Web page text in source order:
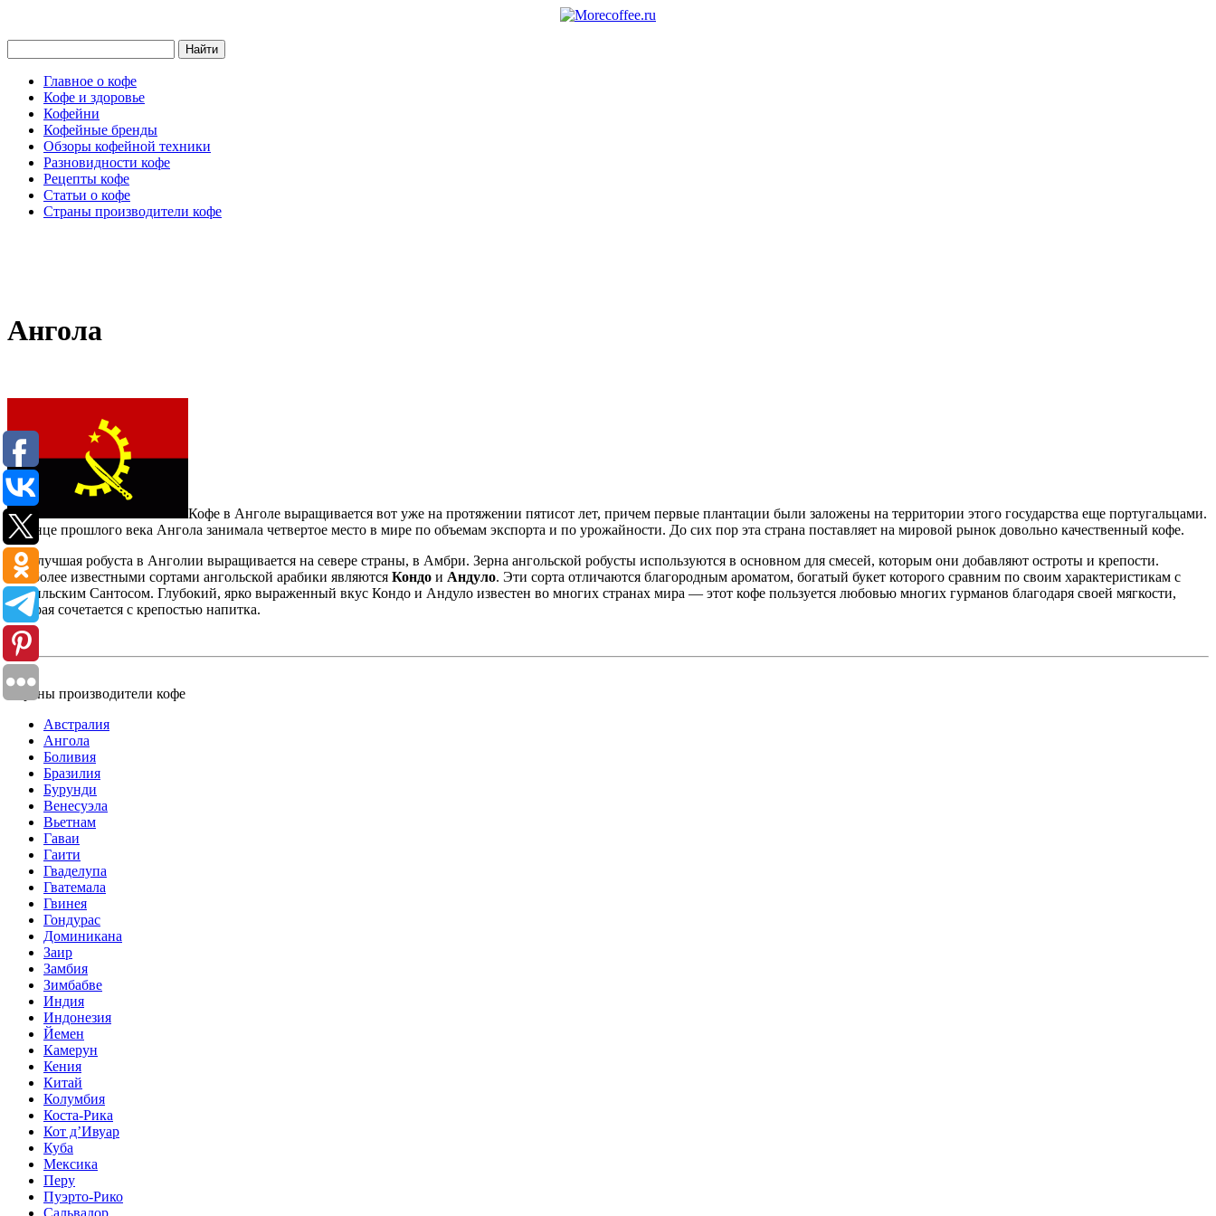
Главное о кофе
Кофе и здоровье
Кофейни
Кофейные бренды
Обзоры кофейной техники
Разновидности кофе
Рецепты кофе
Статьи о кофе
Страны производители кофе
Ангола
Кофе в Анголе выращивается вот уже на протяжении пятисот лет, причем первые плантации были заложены на территории этого государства еще португальцами.
В конце прошлого века Ангола занимала четвертое место в мире по объемам экспорта и по урожайности. До сих пор эта страна поставляет на мировой рынок довольно качественный кофе.
Так, лучшая робуста в Анголии выращивается на севере страны, в Амбри. Зерна ангольской робусты используются в основном для смесей, которым они добавляют остроты и крепости.
Наиболее известными сортами ангольской арабики являются Кондо и Андуло. Эти сорта отличаются благородным ароматом, богатый букет которого сравним по своим характеристикам с
бразильским Сантосом. Глубокий, ярко выраженный вкус Кондо и Андуло известен во многих странах мира — этот кофе пользуется любовью многих гурманов благодаря своей мягкости,
которая сочетается с крепостью напитка.
Страны производители кофе
Австралия
Ангола
Боливия
Бразилия
Бурунди
Венесуэла
Вьетнам
Гаваи
Гаити
Гваделупа
Гватемала
Гвинея
Гондурас
Доминикана
Заир
Замбия
Зимбабве
Индия
Индонезия
Йемен
Камерун
Кения
Китай
Колумбия
Коста-Рика
Кот д’Ивуар
Куба
Мексика
Перу
Пуэрто-Рико